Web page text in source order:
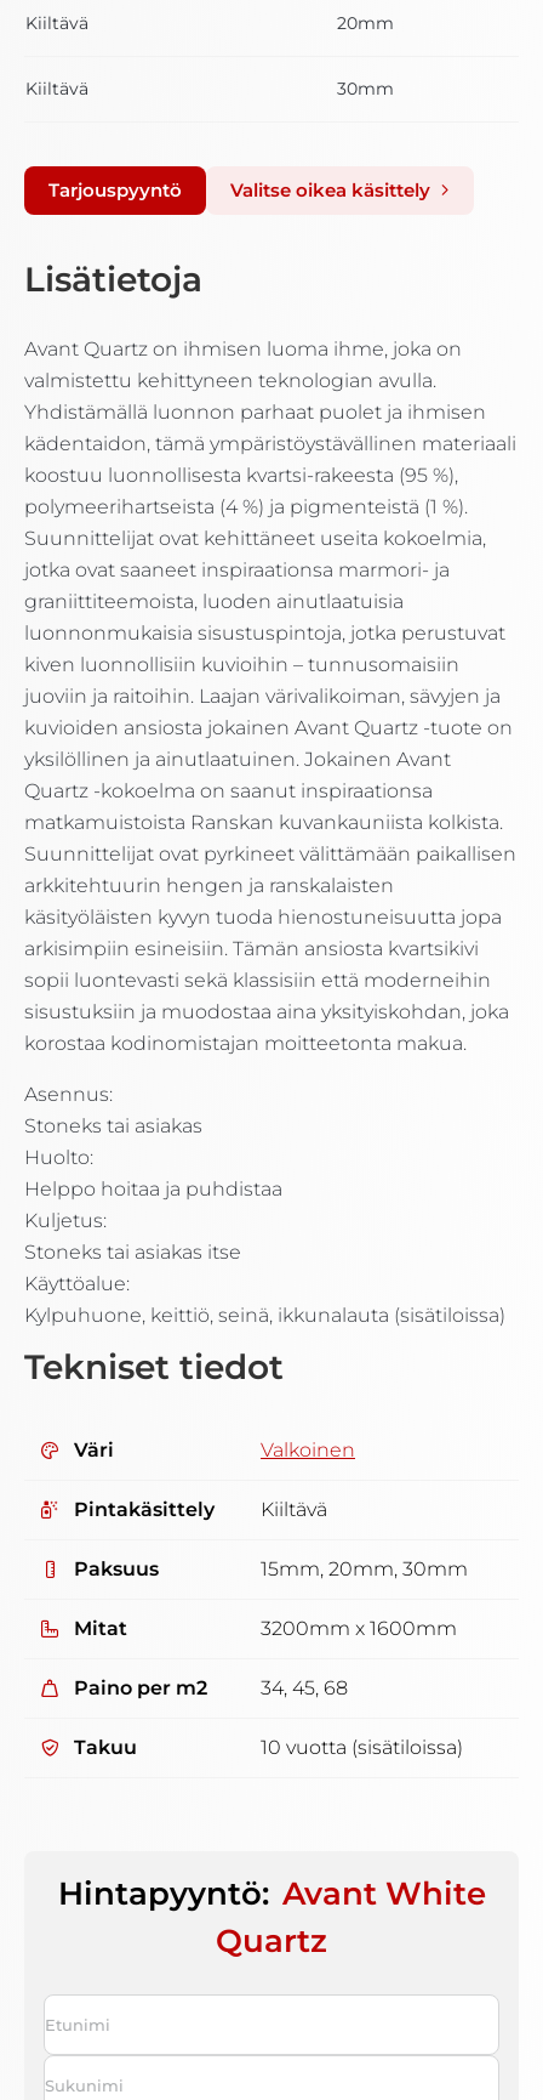
Kiiltävä 20mm
Kiiltävä 30mm
Tarjouspyyntö Valitse oikea käsittely
Lisätietoja
Avant Quartz on ihmisen luoma ihme, joka on
valmistettu kehittyneen teknologian avulla.
Yhdistämällä luonnon parhaat puolet ja ihmisen
kädentaidon, tämä ympäristöystävällinen materiaali
koostuu luonnollisesta kvartsi-rakeesta (95 %),
polymeerihartseista (4 %) ja pigmenteistä (1 %).
Suunnittelijat ovat kehittäneet useita kokoelmia,
jotka ovat saaneet inspiraationsa marmori- ja
graniittiteemoista, luoden ainutlaatuisia
luonnonmukaisia sisustuspintoja, jotka perustuvat
kiven luonnollisiin kuvioihin – tunnusomaisiin
juoviin ja raitoihin. Laajan värivalikoiman, sävyjen ja
kuvioiden ansiosta jokainen Avant Quartz -tuote on
yksilöllinen ja ainutlaatuinen. Jokainen Avant
Quartz -kokoelma on saanut inspiraationsa
matkamuistoista Ranskan kuvankauniista kolkista.
Suunnittelijat ovat pyrkineet välittämään paikallisen
arkkitehtuurin hengen ja ranskalaisten
käsityöläisten kyvyn tuoda hienostuneisuutta jopa
arkisimpiin esineisiin. Tämän ansiosta kvartsikivi
sopii luontevasti sekä klassisiin että moderneihin
sisustuksiin ja muodostaa aina yksityiskohdan, joka
korostaa kodinomistajan moitteetonta makua.
Asennus:
Stoneks tai asiakas
Huolto:
Helppo hoitaa ja puhdistaa
Kuljetus:
Stoneks tai asiakas itse
Käyttöalue:
Kylpuhuone, keittiö, seinä, ikkunalauta (sisätiloissa)
Tekniset tiedot
Väri Valkoinen
Pintakäsittely Kiiltävä
Paksuus 15mm, 20mm, 30mm
Mitat 3200mm x 1600mm
Paino per m2 34, 45, 68
Takuu 10 vuotta (sisätiloissa)
Hintapyyntö: Avant White
Quartz
Nimi
First